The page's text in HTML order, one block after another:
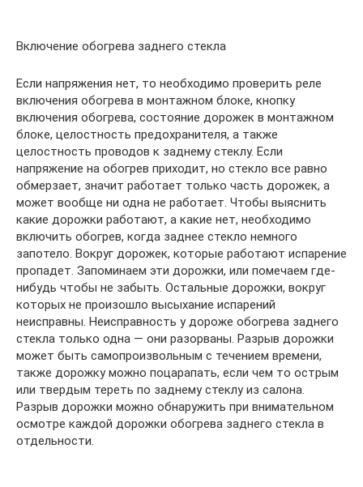
Включение обогрева заднего стекла
Если напряжения нет, то необходимо проверить реле
включения обогрева в монтажном блоке, кнопку
включения обогрева, состояние дорожек в монтажном
блоке, целостность предохранителя, а также
целостность проводов к заднему стеклу. Если
напряжение на обогрев приходит, но стекло все равно
обмерзает, значит работает только часть дорожек, а
может вообще ни одна не работает. Чтобы выяснить
какие дорожки работают, а какие нет, необходимо
включить обогрев, когда заднее стекло немного
запотело. Вокруг дорожек, которые работают испарение
пропадет. Запоминаем эти дорожки, или помечаем где-
нибудь чтобы не забыть. Остальные дорожки, вокруг
которых не произошло высыхание испарений
неисправны. Неисправность у дороже обогрева заднего
стекла только одна — они разорваны. Разрыв дорожки
может быть самопроизвольным с течением времени,
также дорожку можно поцарапать, если чем то острым
или твердым тереть по заднему стеклу из салона.
Разрыв дорожки можно обнаружить при внимательном
осмотре каждой дорожки обогрева заднего стекла в
отдельности.